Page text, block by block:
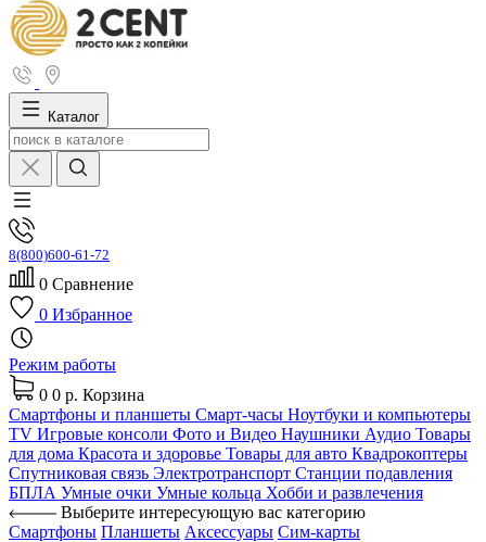
Каталог
8(800)600-61-72
0 Сравнение
0 Избранное
Режим работы
0 0 р. Корзина
Смартфоны и планшеты Смарт-часы Ноутбуки и компьютеры
TV Игровые консоли Фото и Видео Наушники Аудио Товары
для дома Красота и здоровье Товары для авто Квадрокоптеры
Спутниковая связь Электротранспорт Станции подавления
БПЛА Умные очки Умные кольца Хобби и развлечения
Выберите интересующую вас категорию
Смартфоны Планшеты Аксессуары Сим-карты